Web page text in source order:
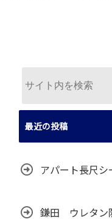
最近の投稿
アパート長尺シ
鎌田 ウレタン